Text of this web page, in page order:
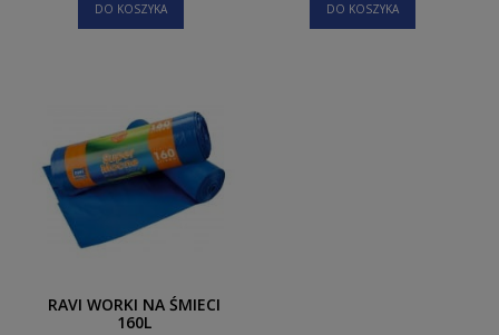
DO KOSZYKA DO KOSZYKA
RAVI WORKI NA ŚMIECI
160L